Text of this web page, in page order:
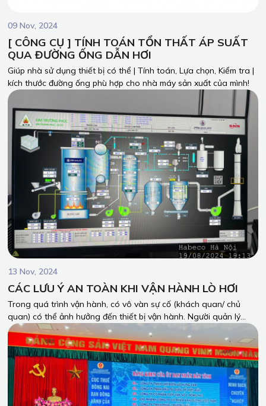
09 Nov, 2024
[ CÔNG CỤ ] TÍNH TOÁN TỔN THẤT ÁP SUẤT
QUA ĐƯỜNG ỐNG DẪN HƠI
Giúp nhà sử dụng thiết bị có thể | Tính toán, Lựa chọn, Kiểm tra |
kích thước đường ống phù hợp cho nhà máy sản xuất của mình!
13 Nov, 2024
CÁC LƯU Ý AN TOÀN KHI VẬN HÀNH LÒ HƠI
Trong quá trình vận hành, có vô vàn sự cố (khách quan/ chủ
quan) có thể ảnh hưởng đến thiết bị vận hành. Người quản lý
thiết bị, người vận hành trực tiếp thiết bị, người kiểm sửa thiết bị
cần có kiến thức và tính cẩn thận khi làm việc với Lò hơi để đảm
bảo tính an toàn trong quá trình vận hành của thiết bị!